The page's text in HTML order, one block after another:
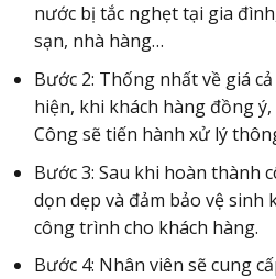
nước bị tắc nghẹt tại gia
sạn, nhà hàng…
Bước 2: Thống nhất về giá
hiện, khi khách hàng đồng
Công sẽ tiến hành xử lý
Bước 3: Sau khi hoàn thành
dọn dẹp và đảm bảo vệ sinh
công trình cho khách hàng.
Bước 4: Nhân viên sẽ cung